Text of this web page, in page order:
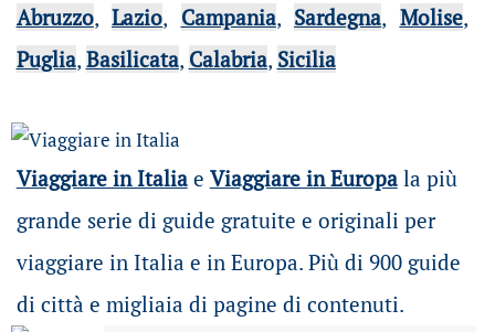
Abruzzo,Lazio, Campania, Sardegna, Molise,
Puglia, Basilicata, Calabria, Sicilia
Viaggiare in Italiae Viaggiare in Europala più
grande serie di guide gratuite e originali per
viaggiare in Italia e in Europa. Più di 900 guide
di città e migliaia di pagine di contenuti.